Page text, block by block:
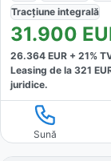
Tracțiune integrală
31.900
26.364 EUR + 21%
Leasing de la 321
juridice.
Sună